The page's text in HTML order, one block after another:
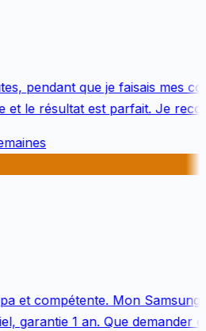
pendant que je faisais mes
le résultat est parfait. Je
et compétente. Mon Samsung
1 an. Que demander